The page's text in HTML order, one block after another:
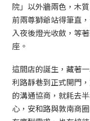
院」以外牆兩色，木
前兩尊獅爺站得筆直
入夜後燈光收斂，等
座。
這間店的誕生，藏著
利路靜巷到正式開門
的溝通協商，就耗去
心，安和路與敦南商